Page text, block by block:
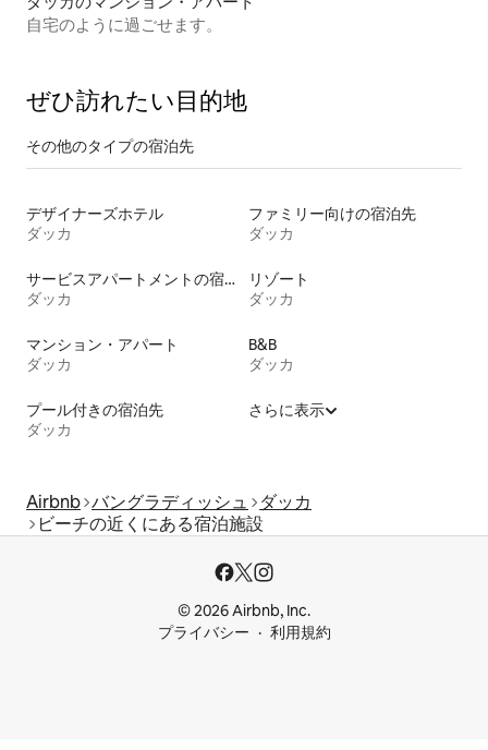
自宅のように過ごせます。
ぜひ訪⁠れ⁠た⁠い目⁠的⁠地
その他のタ⁠イ⁠プ⁠の宿⁠泊⁠先
デザイナーズホテル
ダッカ
ファミリー向けの宿泊先
ダッカ
サービスアパートメントの宿泊施設
ダッカ
リゾート
ダッカ
マンション・アパート
ダッカ
B&B
ダッカ
プール付きの宿泊先
ダッカ
さらに表示
Airbnb バングラディッシュ
ダッカ
ビーチの近くにある宿泊施設
© 2026 Airbnb, Inc.
プライバシー
利用規約